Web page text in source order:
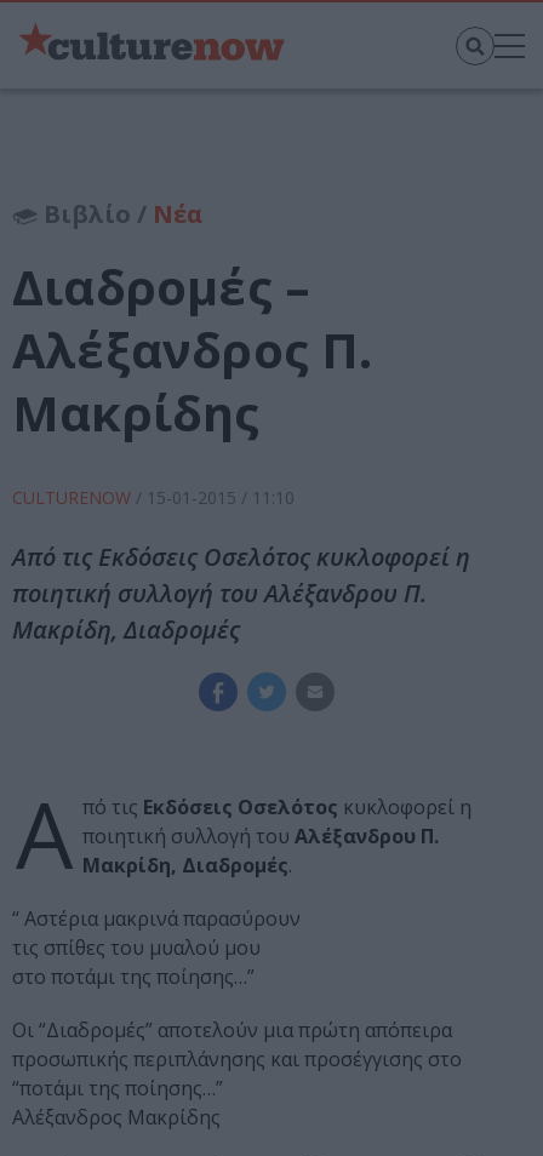
Βιβλίο / Νέα
Διαδρομές –
Αλέξανδρος Π.
Μακρίδης
CULTURENOW / 15-01-2015 / 11:10
Από τις Εκδόσεις Οσελότος κυκλοφορεί η
ποιητική συλλογή του Αλέξανδρου Π.
Μακρίδη, Διαδρομές
Α πό τις Εκδόσεις Οσελότος κυκλοφορεί η
ποιητική συλλογή του Αλέξανδρου Π.
Μακρίδη, Διαδρομές.
“ Αστέρια μακρινά παρασύρουν
τις σπίθες του μυαλού μου
στο ποτάμι της ποίησης…”
Οι “Διαδρομές” αποτελούν μια πρώτη απόπειρα
προσωπικής περιπλάνησης και προσέγγισης στο
“ποτάμι της ποίησης…”
Αλέξανδρος Μακρίδης